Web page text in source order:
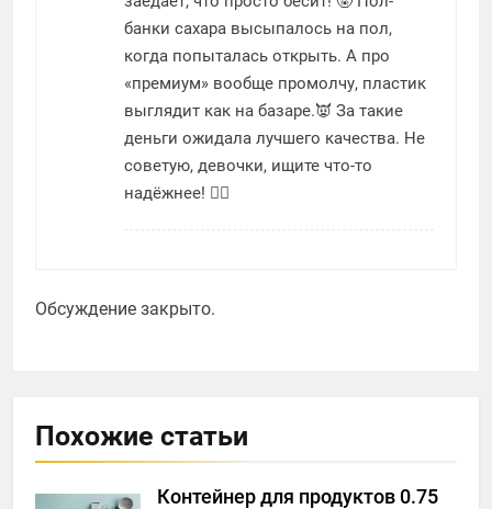
банки сахара высыпалось на пол,
когда попыталась открыть. А про
«премиум» вообще промолчу, пластик
выглядит как на базаре.👿 За такие
деньги ожидала лучшего качества. Не
советую, девочки, ищите что-то
надёжнее! 🙅‍♀️
Обсуждение закрыто.
Похожие статьи
Контейнер для продуктов 0.75